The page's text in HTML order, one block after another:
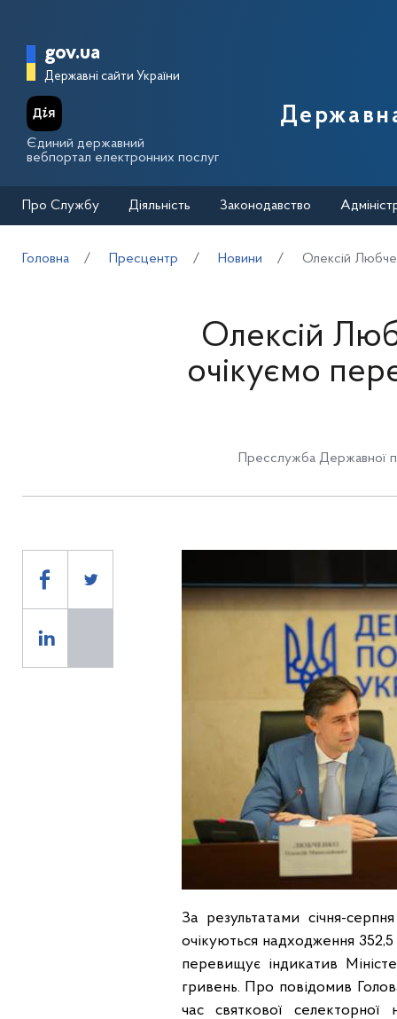
Головна сторінка Державної
gov.ua
Державні сайти України
Єдиний державний
вебпортал електронних послуг
Про Службу Діяльність Законодавство
Головна Пресцентр Новини Олексій
Олексій
очікуємо
Пресслужба Державної
За результатами січня-
очікуються надходження
перевищує індикатив
гривень. Про повідомив
час святкової